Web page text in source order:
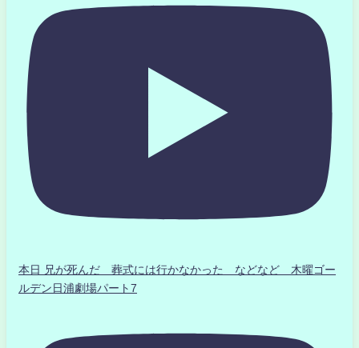
本日 兄が死んだ 葬式には行かなかった などなど 木曜ゴー
ルデン日浦劇場パート7